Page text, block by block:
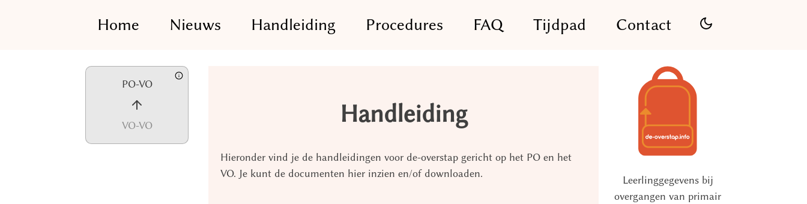
Home Nieuws Handleiding Procedures FAQ Tijdpad Contact
PO-VO
VO-VO
Leerlinggegevens bij
overgangen van primair
Handleiding
Hieronder vind je de handleidingen voor de-overstap gericht op het PO en het
VO. Je kunt de documenten hier inzien en/of downloaden.